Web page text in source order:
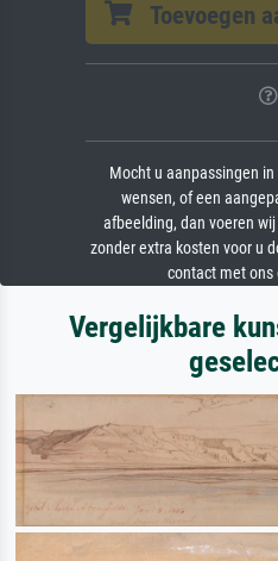
Toevoegen
Mocht u aanpassingen
wensen, of een
afbeelding, dan voeren
zonder extra kosten voor u
contact met ons
Vergelijkbare